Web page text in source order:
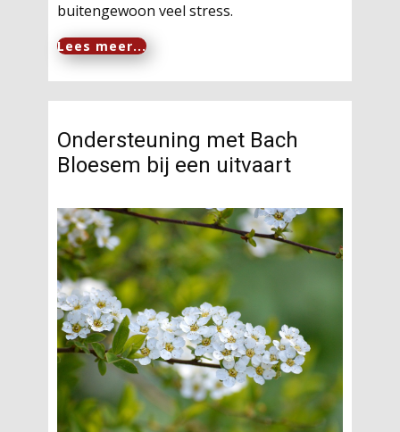
buitengewoon veel stress.
Lees meer...
Ondersteuning met Bach
Bloesem bij een uitvaart